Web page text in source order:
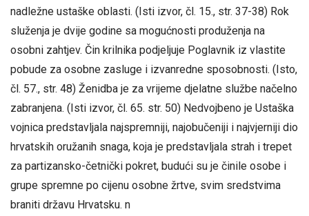
nadležne ustaške oblasti. (Isti izvor, čl. 15., str. 37-38) Rok
služenja je dvije godine sa mogućnosti produženja na
osobni zahtjev. Čin krilnika podjeljuje Poglavnik iz vlastite
pobude za osobne zasluge i izvanredne sposobnosti. (Isto,
čl. 57., str. 48) Ženidba je za vrijeme djelatne službe načelno
zabranjena. (Isti izvor, čl. 65. str. 50) Nedvojbeno je Ustaška
vojnica predstavljala najspremniji, najobučeniji i najvjerniji dio
hrvatskih oružanih snaga, koja je predstavljala strah i trepet
za partizansko-četnički pokret, budući su je činile osobe i
grupe spremne po cijenu osobne žrtve, svim sredstvima
braniti državu Hrvatsku. n